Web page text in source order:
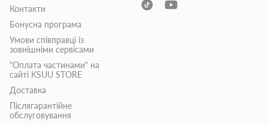
Контакти
Бонусна програма
Умови співправці із
зовнішніми сервісами
"Оплата частинами" на
сайті KSUU STORE
Доставка
Післягарантійне
обслуговування